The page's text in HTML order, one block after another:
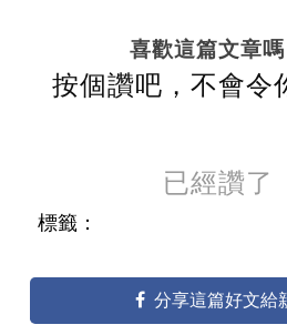
喜歡這篇文章嗎
按個讚吧，不會令
已經讚了
標籤：
分享這篇好文給